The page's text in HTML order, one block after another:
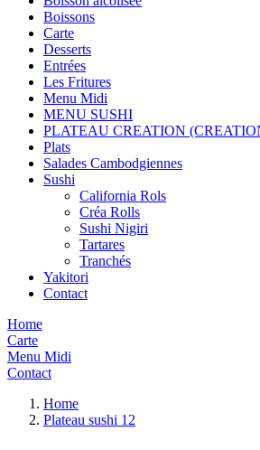
Boissons
Carte
Desserts
Entrées
Les Fritures
Menu Midi
MENU SUSHI
PLATEAU CREATION
Plats
Salades Cambodgiennes
Sushi
California Rols
Créa Rolls
Sushi Nigiri
Tartares
Tranchés
Yakitori
Contact
Home
Carte
Menu Midi
Contact
Home
Plateau sushi 12